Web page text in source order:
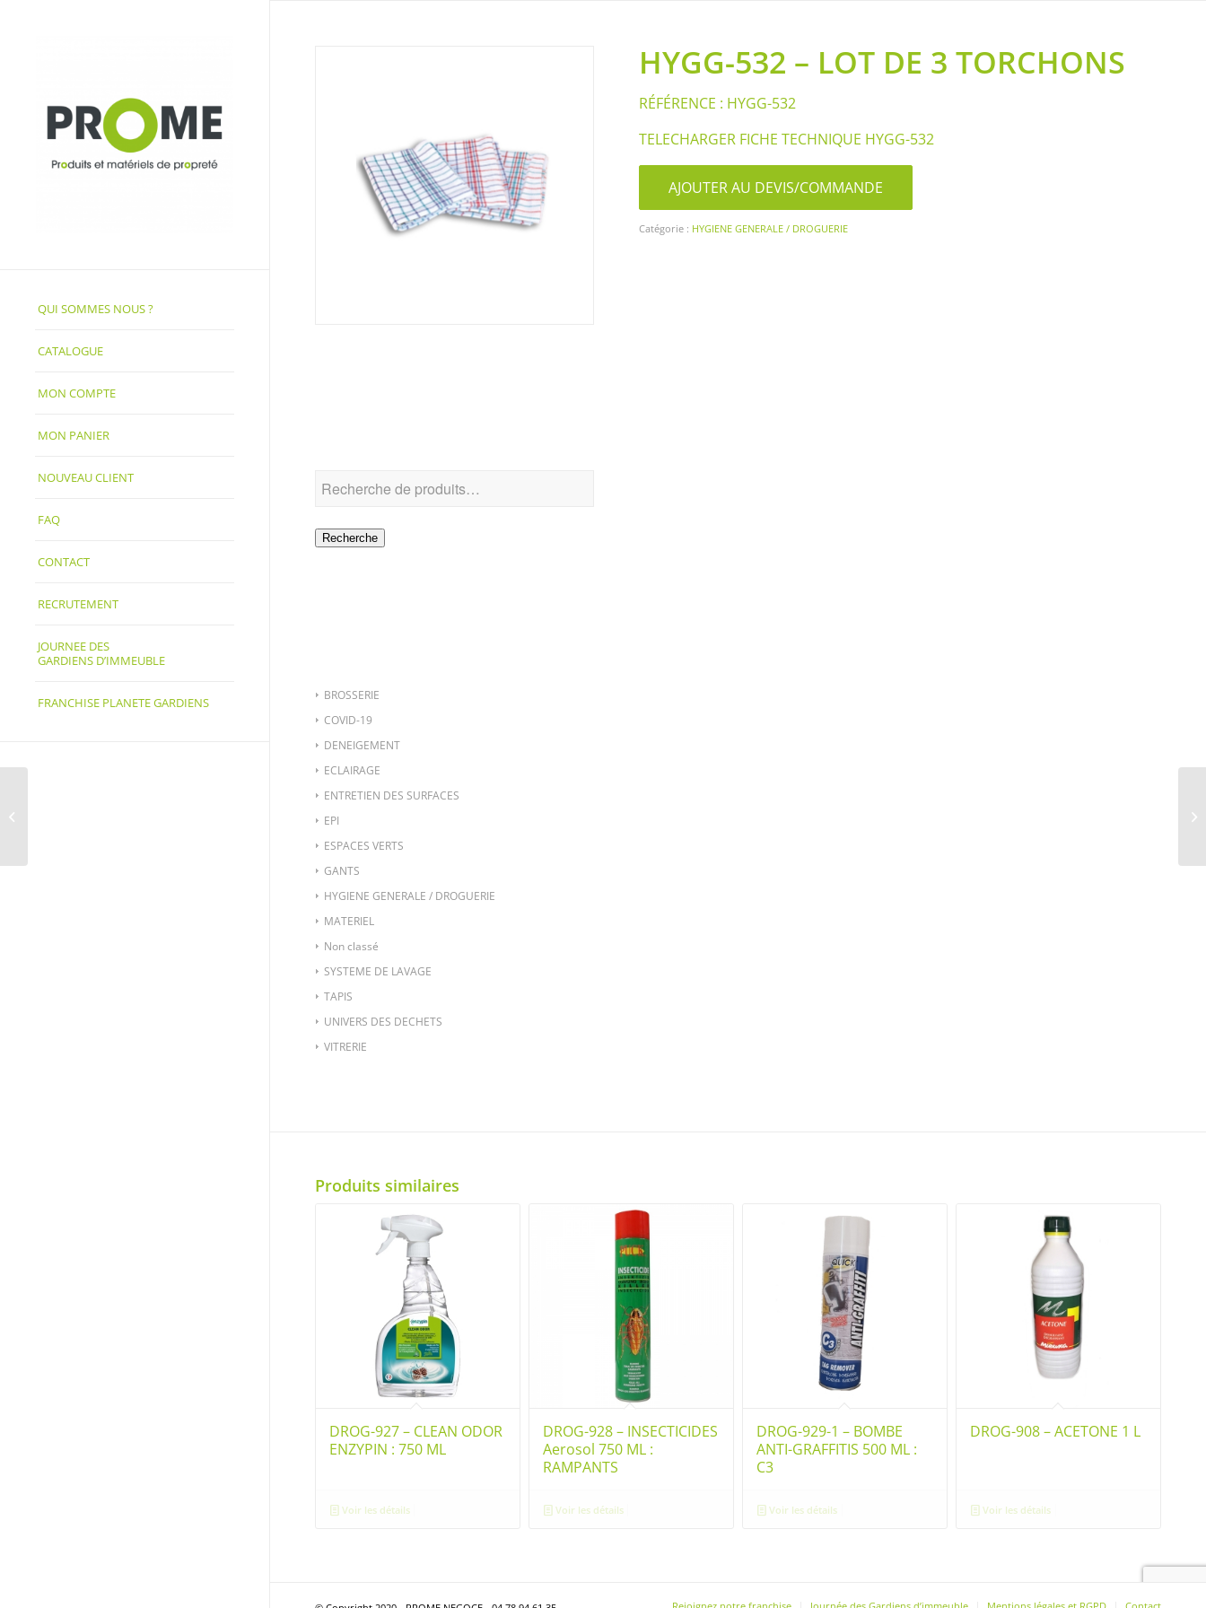
QUI SOMMES NOUS ?
CATALOGUE
MON COMPTE
MON PANIER
NOUVEAU CLIENT
FAQ
CONTACT
RECRUTEMENT
JOURNEE DES
GARDIENS D’IMMEUBLE
FRANCHISE PLANETE GARDIENS
Recherche
BROSSERIE
COVID-19
DENEIGEMENT
ECLAIRAGE
ENTRETIEN DES SURFACES
EPI
ESPACES VERTS
GANTS
HYGIENE GENERALE / DROGUERIE
MATERIEL
Non classé
SYSTEME DE LAVAGE
TAPIS
UNIVERS DES DECHETS
VITRERIE
HYGG-532 – LOT DE 3 TORCHONS
RÉFÉRENCE : HYGG-532
TELECHARGER FICHE TECHNIQUE HYGG-532
AJOUTER AU DEVIS/COMMANDE
Catégorie : HYGIENE GENERALE / DROGUERIE
Produits similaires
DROG-927 – CLEAN ODOR
ENZYPIN : 750 ML
Voir les détails
DROG-928 – INSECTICIDES
Aerosol 750 ML :
RAMPANTS
Voir les détails
DROG-929-1 – BOMBE
ANTI-GRAFFITIS 500 ML :
C3
Voir les détails
DROG-908 – ACETONE 1 L
Voir les détails